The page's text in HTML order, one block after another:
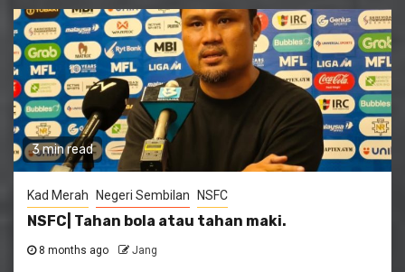
3 min read
Kad Merah Negeri Sembilan NSFC
NSFC| Tahan bola atau tahan maki.
8 months ago Jang